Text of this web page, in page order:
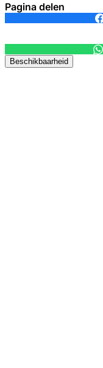
Pagina delen
Beschikbaarheid